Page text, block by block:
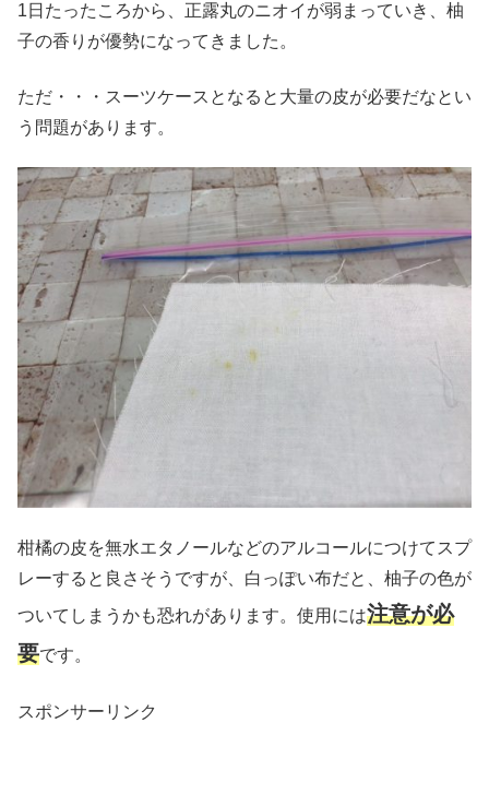
1日たったころから、正露丸のニオイが弱まっていき、柚
子の香りが優勢になってきました。
ただ・・・スーツケースとなると大量の皮が必要だなとい
う問題があります。
柑橘の皮を無水エタノールなどのアルコールにつけてスプ
レーすると良さそうですが、白っぽい布だと、柚子の色が
ついてしまうかも恐れがあります。使用には注意が必
要です。
スポンサーリンク